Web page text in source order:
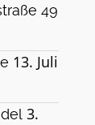
49
13. Juli
3.